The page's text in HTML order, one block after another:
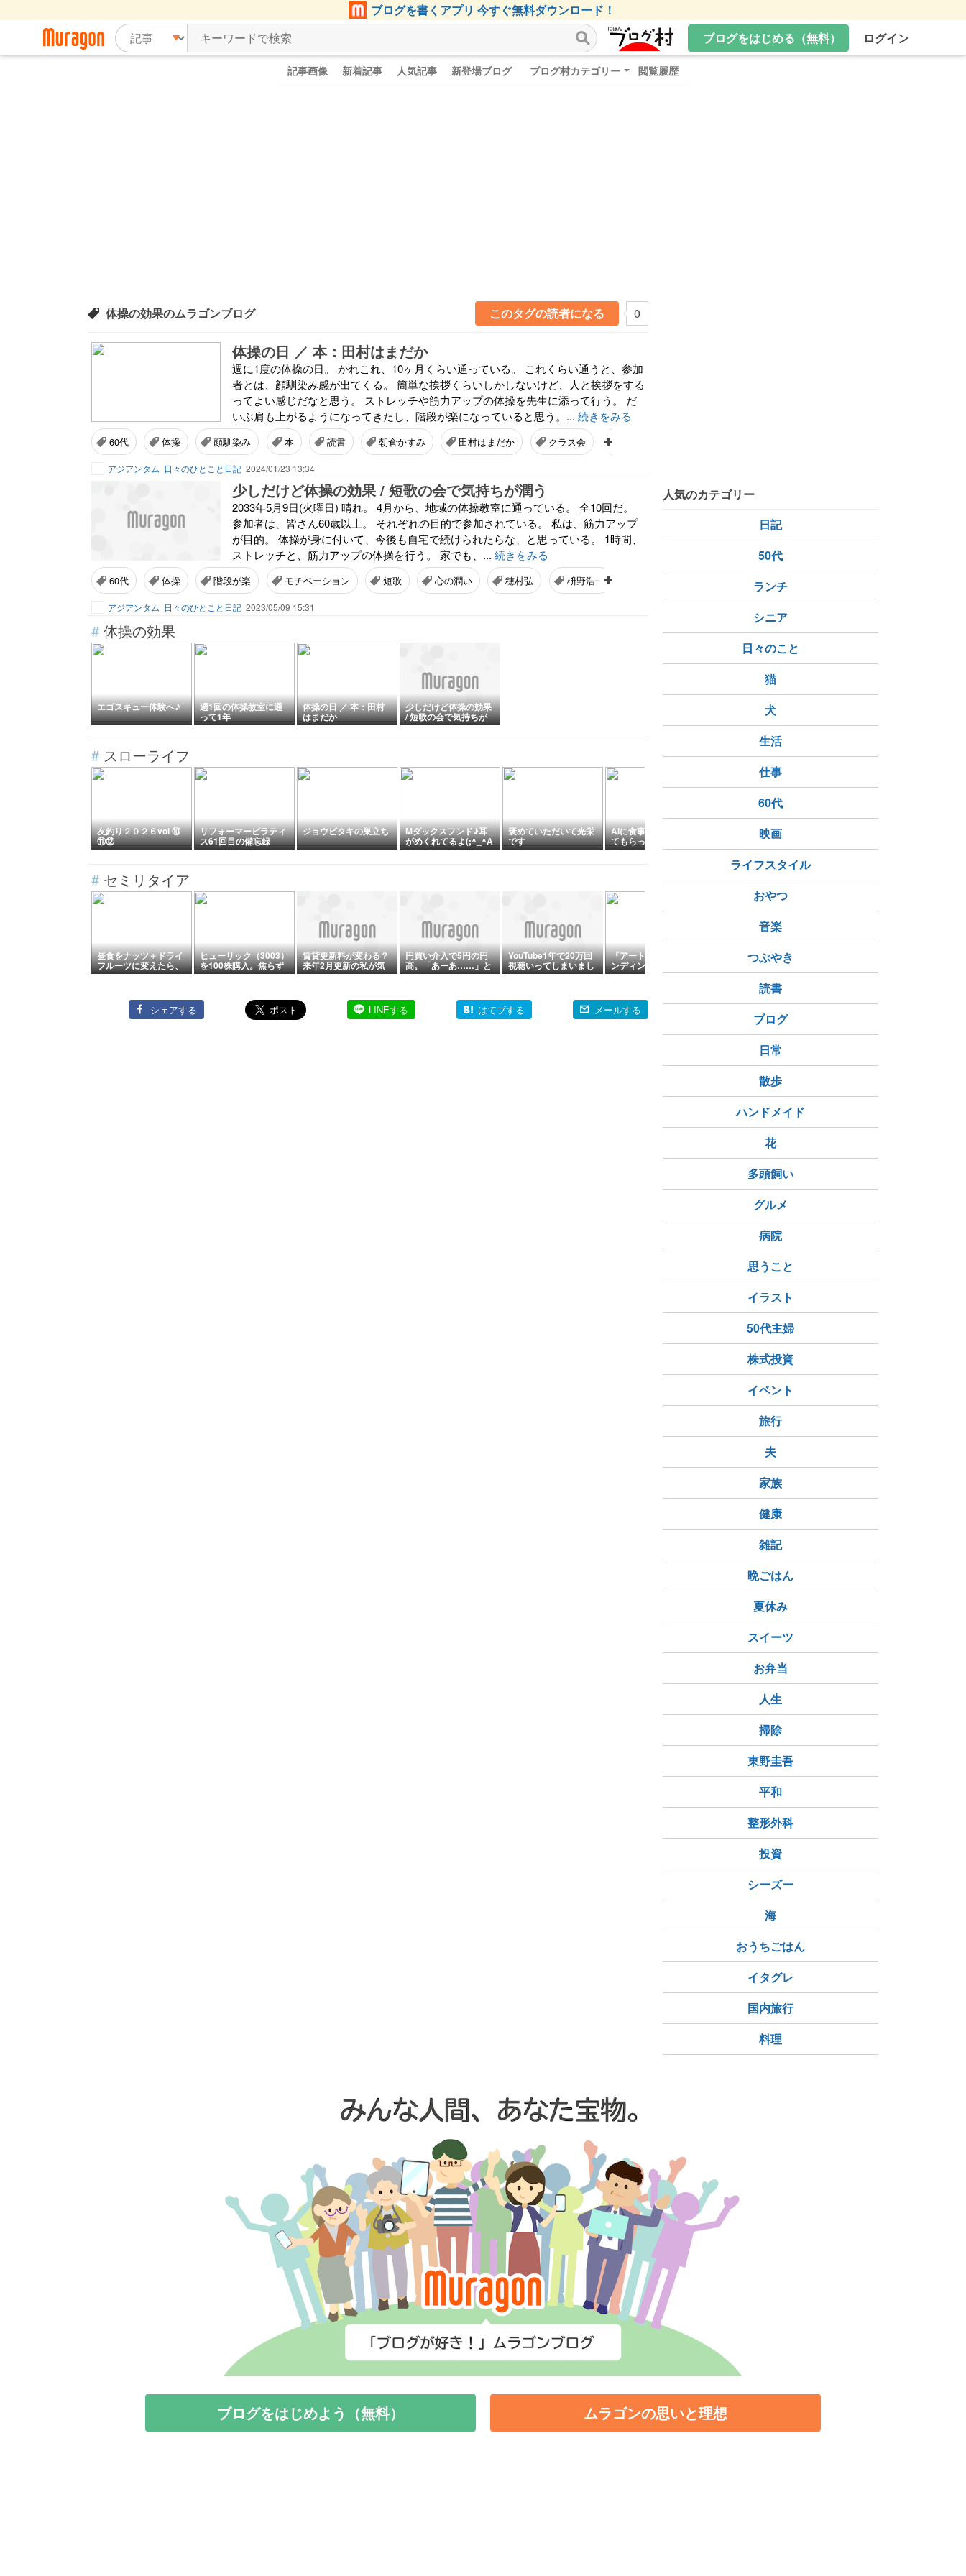
ブログを書くアプリ 今すぐ無料ダウンロード！
ブログをはじめる（無料）
ログイン
記事画像 新着記事 人気記事 新登場ブログ ブログ村カテゴリー 閲覧履歴
体操の効果のムラゴンブログ このタグの読者になる 0
体操の日 ／ 本：田村はまだか
週に1度の体操の日。 かれこれ、10ヶ月くらい通っている。 これくらい通うと、参加
者とは、顔馴染み感が出てくる。 簡単な挨拶くらいしかしないけど、人と挨拶をする
ってよい感じだなと思う。 ストレッチや筋力アップの体操を先生に添って行う。 だ
いぶ肩も上がるようになってきたし、階段が楽になっていると思う。... 続きをみる
60代 体操 顔馴染み 本 読書 朝倉かすみ 田村はまだか クラス会
アジアンタム 日々のひとこと日記 2024/01/23 13:34
少しだけど体操の効果 / 短歌の会で気持ちが潤う
2033年5月9日(火曜日) 晴れ。 4月から、地域の体操教室に通っている。 全10回だ。
参加者は、皆さん60歳以上。 それぞれの目的で参加されている。 私は、筋力アップ
が目的。 体操が身に付いて、今後も自宅で続けられたらな、と思っている。 1時間、
ストレッチと、筋力アップの体操を行う。 家でも、... 続きをみる
60代 体操 階段が楽 モチベーション 短歌 心の潤い 穂村弘 枡野浩一
アジアンタム 日々のひとこと日記 2023/05/09 15:31
# 体操の効果
エゴスキュー体験へ♪ 週1回の体操教室に通
って1年
体操の日 ／ 本：田村
はまだか
少しだけど体操の効果
/ 短歌の会で気持ちが
潤う
# スローライフ
友釣り２０２６vol ⑩
⑪⑫
リフォーマーピラティ
ス61回目の備忘録
ジョウビタキの巣立ち Mダックスフンド♪耳
がめくれてるよ(;^_^A
褒めていただいて光栄
です
AIに食事内容を判定し
てもらった結果…
☆ホシガメ☆起きてる
のかな( ˙˙ )？
# セミリタイア
昼食をナッツ＋ドライ
フルーツに変えたら、
午後の仕事がラクにな
ヒューリック（3003）
を100株購入。焦らず
待った「連続増配株」
賃貸更新料が変わる？
来年2月更新の私が気
になった「住居費」の
円買い介入で5円の円
高。「あーあ……」と
思ったけど、慌てなか
YouTube1年で20万回
視聴いってしまいまし
たw
『アート・オブ・スペ
ンディングマネー』を
読んで。「使う力」が
【週次振り返り 7/26〜
8/1】妻の広島旅・義
父の検診・5連勤全残
業・禁酒7日達成。濃
すぎた1週間だった。
シェアする LINEする はてブする メールする
人気のカテゴリー
日記
50代
ランチ
シニア
日々のこと
猫
犬
生活
仕事
60代
映画
ライフスタイル
おやつ
音楽
つぶやき
読書
ブログ
日常
散歩
ハンドメイド
花
多頭飼い
グルメ
病院
思うこと
イラスト
50代主婦
株式投資
イベント
旅行
夫
家族
健康
雑記
晩ごはん
夏休み
スイーツ
お弁当
人生
掃除
東野圭吾
平和
整形外科
投資
シーズー
海
おうちごはん
イタグレ
国内旅行
料理
ブログをはじめよう（無料） ムラゴンの思いと理想